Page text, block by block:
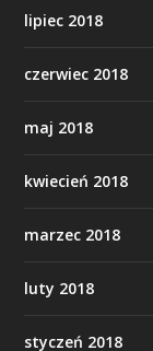
lipiec 2018
czerwiec 2018
maj 2018
kwiecień 2018
marzec 2018
luty 2018
styczeń 2018